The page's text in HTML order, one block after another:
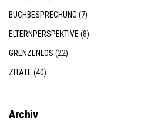
BUCHBESPRECHUNG (7)
ELTERNPERSPEKTIVE (8)
GRENZENLOS (22)
ZITATE (40)
Archiv